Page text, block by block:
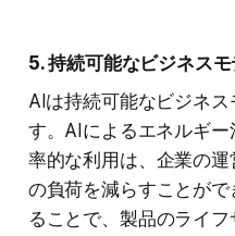
5. 持続可能なビジネス
AIは持続可能なビジネ
す。AIによるエネルギ
率的な利用は、企業の
の負荷を減らすことが
ることで、製品のライ